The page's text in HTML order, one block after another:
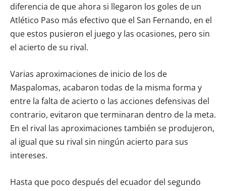
diferencia de que ahora si llegaron los goles de un
Atlético Paso más efectivo que el San Fernando, en el
que estos pusieron el juego y las ocasiones, pero sin
el acierto de su rival.
Varias aproximaciones de inicio de los de
Maspalomas, acabaron todas de la misma forma y
entre la falta de acierto o las acciones defensivas del
contrario, evitaron que terminaran dentro de la meta.
En el rival las aproximaciones también se produjeron,
al igual que su rival sin ningún acierto para sus
intereses.
Hasta que poco después del ecuador del segundo